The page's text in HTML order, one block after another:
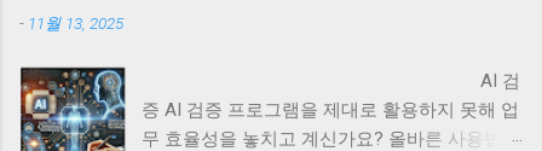
- 11월 13, 2025
AI 검
증 AI 검증 프로그램을 제대로 활용하지 못해 업
무 효율성을 놓치고 계신가요? 올바른 사용법만